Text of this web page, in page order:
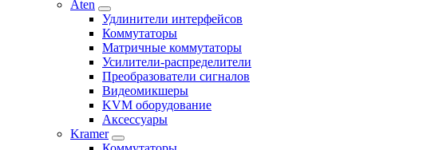
Aten
Удлинители интерфейсов
Коммутаторы
Матричные коммутаторы
Усилители-распределители
Преобразователи сигналов
Видеомикшеры
KVM оборудование
Аксессуары
Kramer